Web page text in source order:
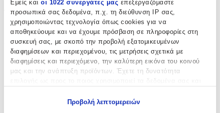
Εμείς και οι 1022 συνεργάτες μας επεξεργαζόμαστε
προσωπικά σας δεδομένα, π.χ. τη διεύθυνση IP σας,
χρησιμοποιώντας τεχνολογία όπως cookies για να
αποθηκεύουμε και να έχουμε πρόσβαση σε πληροφορίες στη
συσκευή σας, με σκοπό την προβολή εξατομικευμένων
διαφημίσεων και περιεχομένου, τις μετρήσεις σχετικά με
διαφημίσεις και περιεχόμενο, την καλύτερη εικόνα του κοινού
μας και την ανάπτυξη προϊόντων. Έχετε τη δυνατότητα
Προβολή λεπτομερειών
Τύπος:
Κλειδοθήκη
Υλικό:
Δερματίνη